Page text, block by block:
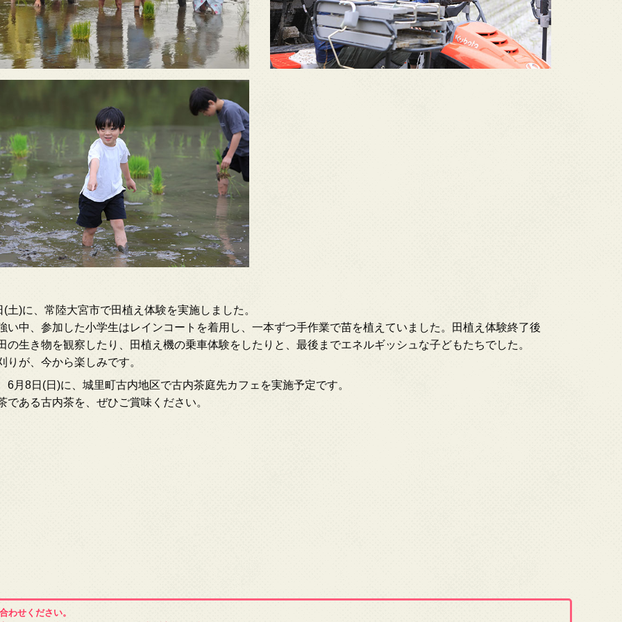
(土)に、常陸大宮市で田植え体験を実施しました。
い中、参加した小学生はレインコートを着用し、一本ずつ手作業で苗を植えていました。田植え体験終了後
の生き物を観察したり、田植え機の乗車体験をしたりと、最後までエネルギッシュな子どもたちでした。
りが、今から楽しみです。
6月8日(日)に、城里町古内地区で古内茶庭先カフェを実施予定です。
である古内茶を、ぜひご賞味ください。
わせください。